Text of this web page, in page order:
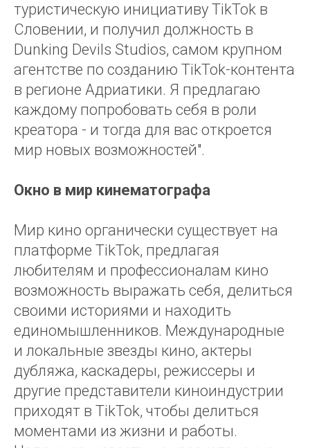
туристическую инициативу TikTok в
Словении, и получил должность в
Dunking Devils Studios, самом крупном
агентстве по созданию TikTok-контента
в регионе Адриатики. Я предлагаю
каждому попробовать себя в роли
креатора - и тогда для вас откроется
мир новых возможностей".
Окно в мир кинематографа
Мир кино органически существует на
платформе TikTok, предлагая
любителям и профессионалам кино
возможность выражать себя, делиться
своими историями и находить
единомышленников. Международные
и локальные звезды кино, актеры
дубляжа, каскадеры, режиссеры и
другие представители киноиндустрии
приходят в TikTok, чтобы делиться
моментами из жизни и работы.